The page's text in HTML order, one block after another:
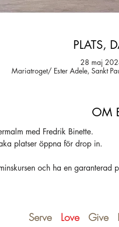
PLATS,
28 maj
Mariatroget/ Ester Adele, Sankt
OM
med Fredrik Binette.
platser öppna för drop in.
och ha en
Serve Love Give